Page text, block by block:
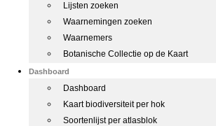
Lijsten zoeken
Waarnemingen zoeken
Waarnemers
Botanische Collectie op de Kaart
Dashboard
Dashboard
Kaart biodiversiteit per hok
Soortenlijst per atlasblok